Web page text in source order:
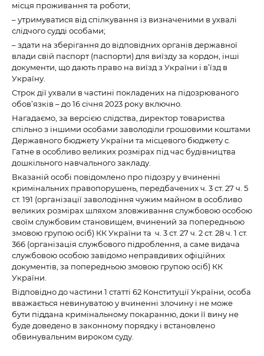
місця проживання та роботи;
– утримуватися від спілкування із визначеними в ухвалі
слідчого судді особами;
– здати на зберігання до відповідних органів державної
влади свій паспорт (паспорти) для виїзду за кордон, інші
документи, що дають право на виїзд з України і в’їзд в
Україну.
Строк дії ухвали в частині покладених на підозрюваного
обов’язків – до 16 січня 2023 року включно.
Нагадаємо, за версією слідства, директор товариства
спільно з іншими особами заволоділи грошовими коштами
Державного бюджету України та місцевого бюджету с.
Гатне в особливо великих розмірах під час будівництва
дошкільного навчального закладу.
Вказаній особі повідомлено про підозру у вчиненні
кримінальних правопорушень, передбачених ч. 3 ст. 27 ч. 5
ст. 191 (організації заволодіння чужим майном в особливо
великих розмірах шляхом зловживання службовою особою
своїм службовим становищем, вчинений за попередньою
змовою групою осіб) КК України та ч. 3 ст. 27 ч. 2 ст. 28 ч. 1 ст.
366 (організація службового підроблення, а саме видача
службовою особою завідомо неправдивих офіційних
документів, за попередньою змовою групою осіб) КК
України.
Відповідно до частини 1 статті 62 Конституції України, особа
вважається невинуватою у вчиненні злочину і не може
бути піддана кримінальному покаранню, доки її вину не
буде доведено в законному порядку і встановлено
обвинувальним вироком суду.